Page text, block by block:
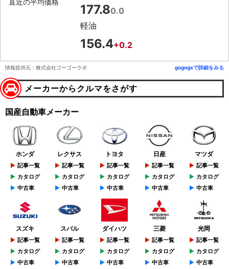
直近の平均価格 177.80.0
軽油
156.4+0.2
情報提供元：株式会社ゴーゴーラボ gogogsで詳細をみる
メーカーからクルマをさがす
国産自動車メーカー
ホンダ
記事一覧
カタログ
中古車
レクサス
記事一覧
カタログ
中古車
トヨタ
記事一覧
カタログ
中古車
日産
記事一覧
カタログ
中古車
マツダ
記事一覧
カタログ
中古車
スズキ
記事一覧
カタログ
中古車
スバル
記事一覧
カタログ
中古車
ダイハツ
記事一覧
カタログ
中古車
三菱
記事一覧
カタログ
中古車
光岡
記事一覧
カタログ
中古車